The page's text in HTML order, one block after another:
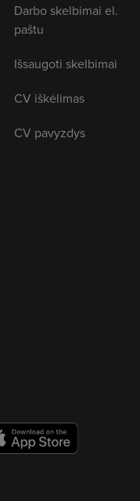
Darbo skelbimai el.
paštu
Išsaugoti skelbimai
CV iškėlimas
CV pavyzdys